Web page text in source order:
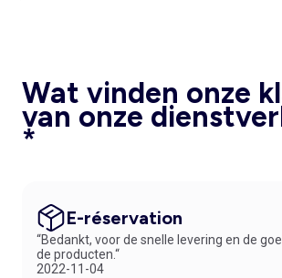
Wat vinden onze
van onze
*
E-réservation
“Bedankt, voor de snelle levering en de
de producten.“
2022-11-04